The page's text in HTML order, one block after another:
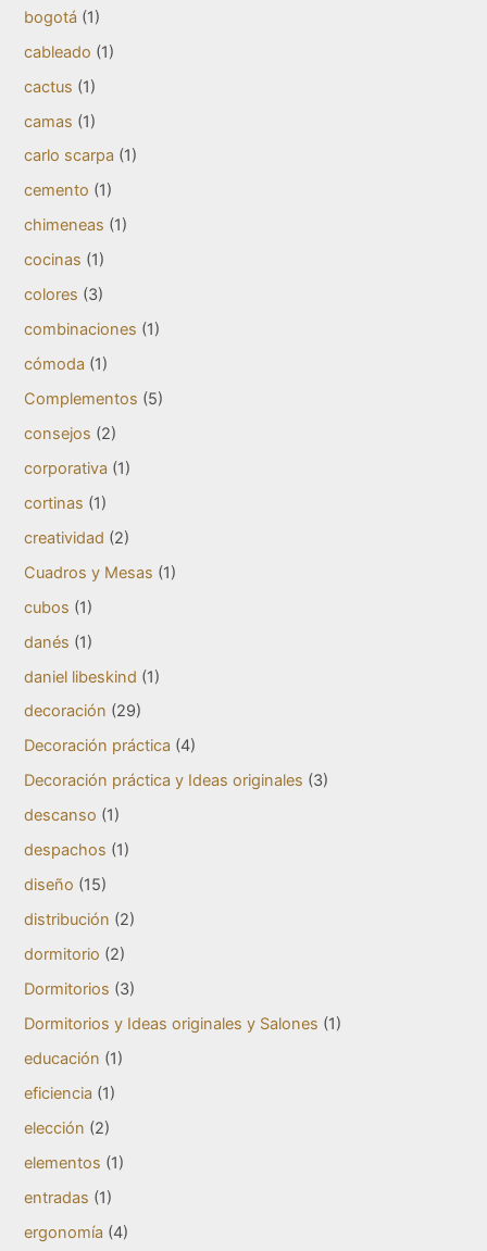
bogotá (1)
cableado (1)
cactus (1)
camas (1)
carlo scarpa (1)
cemento (1)
chimeneas (1)
cocinas (1)
colores (3)
combinaciones (1)
cómoda (1)
Complementos (5)
consejos (2)
corporativa (1)
cortinas (1)
creatividad (2)
Cuadros y Mesas (1)
cubos (1)
danés (1)
daniel libeskind (1)
decoración (29)
Decoración práctica (4)
Decoración práctica y Ideas originales (3)
descanso (1)
despachos (1)
diseño (15)
distribución (2)
dormitorio (2)
Dormitorios (3)
Dormitorios y Ideas originales y Salones (1)
educación (1)
eficiencia (1)
elección (2)
elementos (1)
entradas (1)
ergonomía (4)